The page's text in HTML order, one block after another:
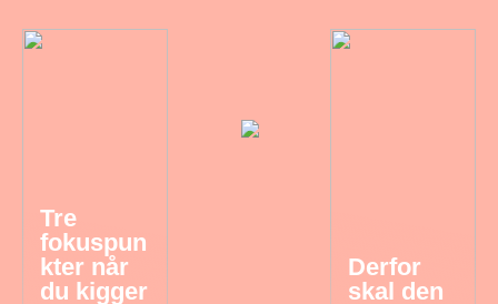
Tre
fokuspun
kter når
du kigger
Derfor
skal den